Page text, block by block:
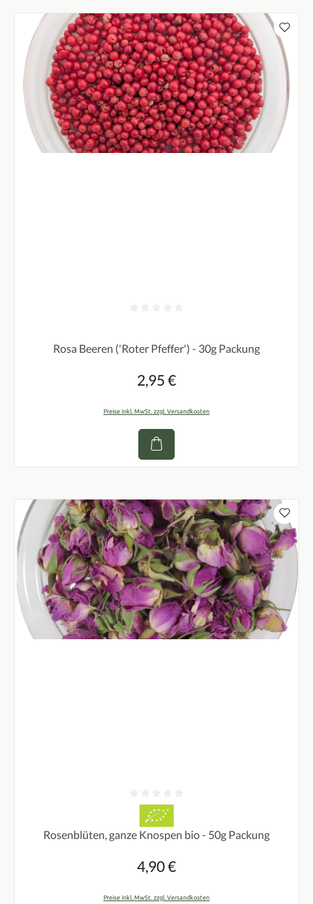
Rosa Beeren ('Roter Pfeffer') - 30g Packung
Regulärer Preis:
2,95 €
Preise inkl. MwSt. zzgl. Versandkosten
Durchschnittliche Bewertung von 0 von 5 Sternen
Rosenblüten, ganze Knospen bio - 50g Packung
Regulärer Preis:
4,90 €
Preise inkl. MwSt. zzgl. Versandkosten